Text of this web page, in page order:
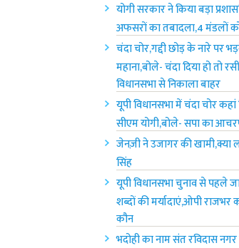
योगी सरकार ने किया बड़ा
अफसरों का तबादला,4 मंडलों
चंदा चोर,गद्दी छोड़ के नारे पर
महाना,बोले- चंदा दिया हो तो
विधानसभा से निकाला बाहर
यूपी विधानसभा में चंदा चोर
सीएम योगी,बोले- सपा का
जेनज़ी ने उजागर की खामी,क्या
सिंह
यूपी विधानसभा चुनाव से पहले
शब्दों की मर्यादाएं,ओपी
कौन
भदोही का नाम संत रविदास